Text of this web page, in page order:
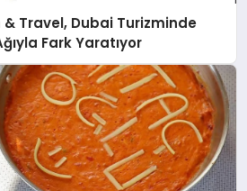
Travel, Dubai Turizminde
Fark Yaratıyor